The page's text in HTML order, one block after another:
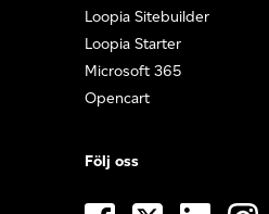
Loopia Sitebuilder
Loopia Starter
Microsoft 365
Opencart
Följ oss